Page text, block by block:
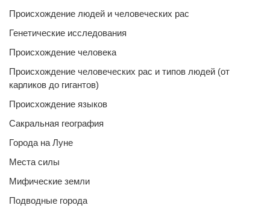
Происхождение людей и человеческих рас
Генетические исследования
Происхождение человека
Происхождение человеческих рас и типов людей (от
карликов до гигантов)
Происхождение языков
Сакральная география
Города на Луне
Места силы
Мифические земли
Подводные города